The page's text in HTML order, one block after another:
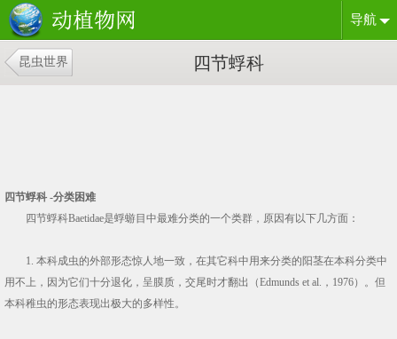
导航
昆虫世界 四节蜉科
四节蜉科 -分类困难
四节蜉科Baetidae是蜉蝣目中最难分类的一个类群，原因有以下几方面：
1. 本科成虫的外部形态惊人地一致，在其它科中用来分类的阳茎在本科分类中
用不上，因为它们十分退化，呈膜质，交尾时才翻出（Edmunds et al.，1976）。但
本科稚虫的形态表现出极大的多样性。